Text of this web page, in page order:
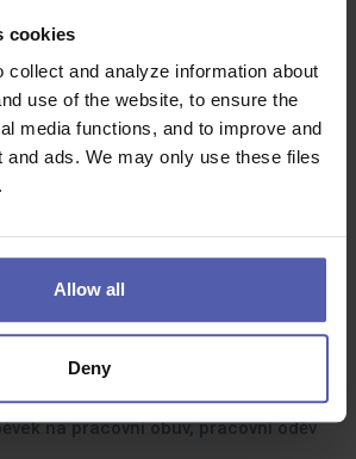
cookies
collect and analyze information about
use of the website, to ensure the
media functions, and to improve and
and ads. We may only use these files
Allow all
Deny
a spolehlivost.
oplátku:
do Cafeterie
bonuspo 3 odpracovaných
na pracovní obuv, pracovní oděv